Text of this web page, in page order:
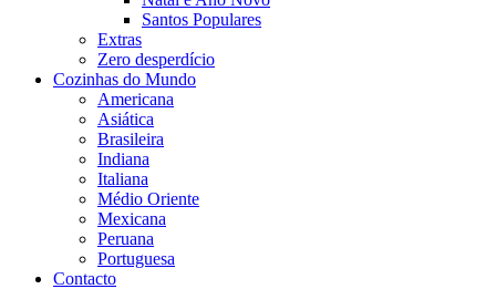
Santos Populares
Extras
Zero desperdício
Cozinhas do Mundo
Americana
Asiática
Brasileira
Indiana
Italiana
Médio Oriente
Mexicana
Peruana
Portuguesa
Contacto